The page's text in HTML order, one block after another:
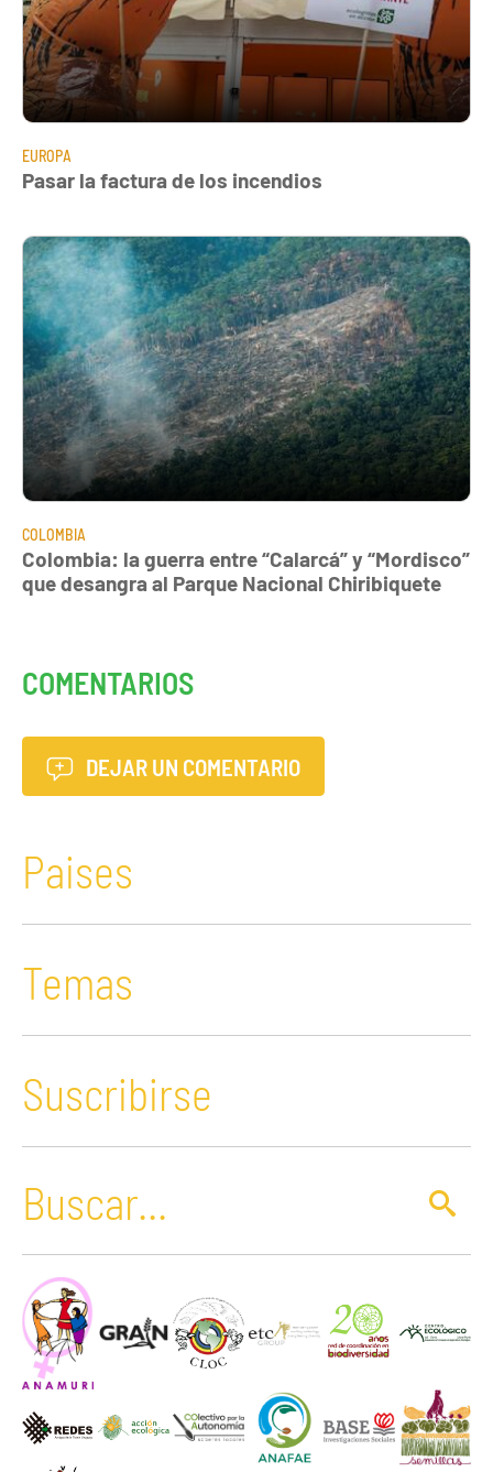
EUROPA
Pasar la factura de los incendios
COLOMBIA
Colombia: la guerra entre “Calarcá” y “Mordisco”
que desangra al Parque Nacional Chiribiquete
COMENTARIOS
DEJAR UN COMENTARIO
Paises
Temas
Suscribirse